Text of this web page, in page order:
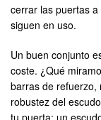
cerrar las puertas
siguen en uso.
Un buen conjunto
coste. ¿Qué
barras de refuerzo,
robustez del
tu puerta: un